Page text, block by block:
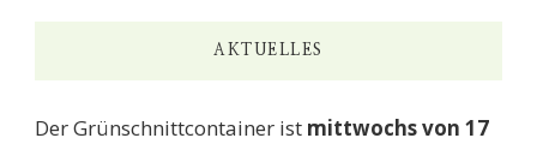
AKTUELLES
Der Grünschnittcontainer ist mittwochs von 17